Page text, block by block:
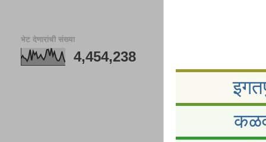
भेट देणारांची संख्या
4,454,238